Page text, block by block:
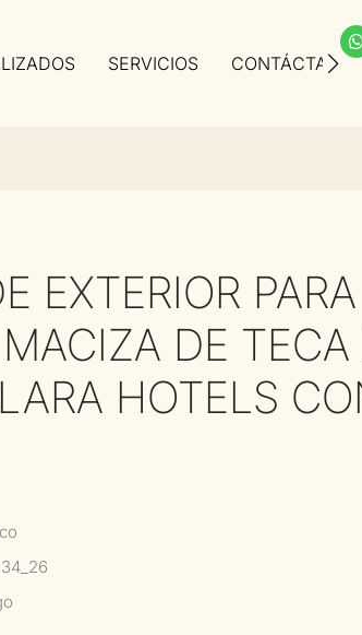
SERVICIOS
EXTERIOR
DE TECA
HOTELS